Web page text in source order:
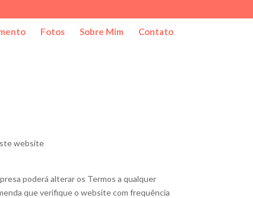
Fotos Sobre Mim Contato
website
poderá alterar os Termos a qualquer
que verifique o website com frequência